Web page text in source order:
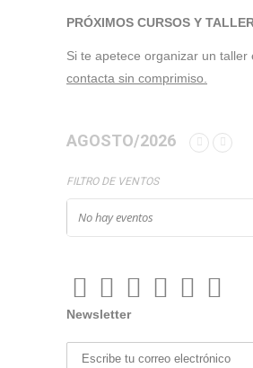
PRÓXIMOS CURSOS Y
Si te apetece organizar un taller
contacta sin comprimiso.
AGOSTO/2026
FILTRO DE VENTOS
No hay eventos
Newsletter